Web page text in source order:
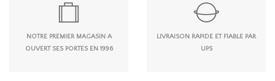
NOTRE PREMIER MAGASIN A
OUVERT SES PORTES EN 1996
LIVRAISON RAPIDE ET FIABLE PAR
UPS